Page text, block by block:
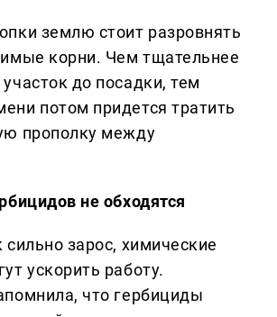
землю стоит разровнять
корни. Чем тщательнее
до посадки, тем
потом придется тратить
прополку между
не обходятся
сильно зарос, химические
ускорить работу.
что гербициды